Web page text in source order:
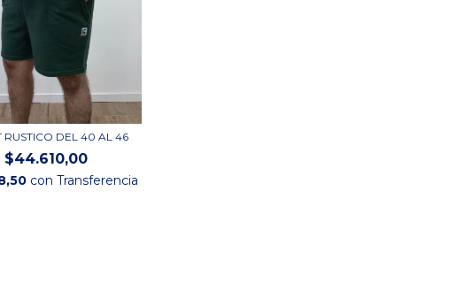
RUSTICO DEL 40 AL 46
$44.610,00
con Transferencia